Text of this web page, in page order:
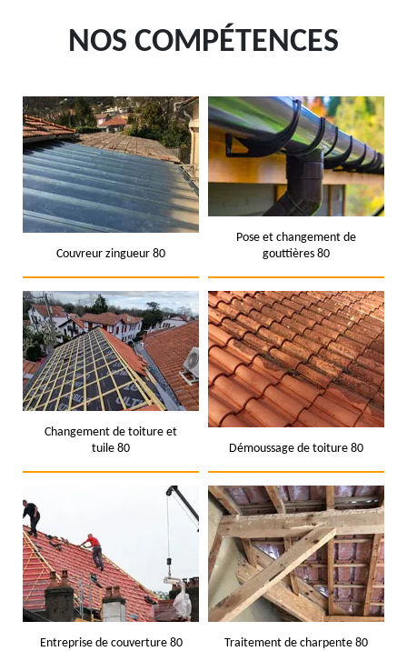
NOS COMPÉTENCES
Couvreur zingueur 80
Pose et changement de
gouttières 80
Changement de toiture et
tuile 80
Démoussage de toiture 80
Entreprise de couverture 80 Traitement de charpente 80